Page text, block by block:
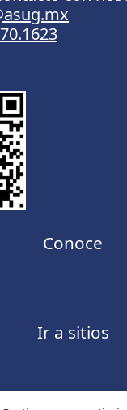
Conoce
Ir a sitios